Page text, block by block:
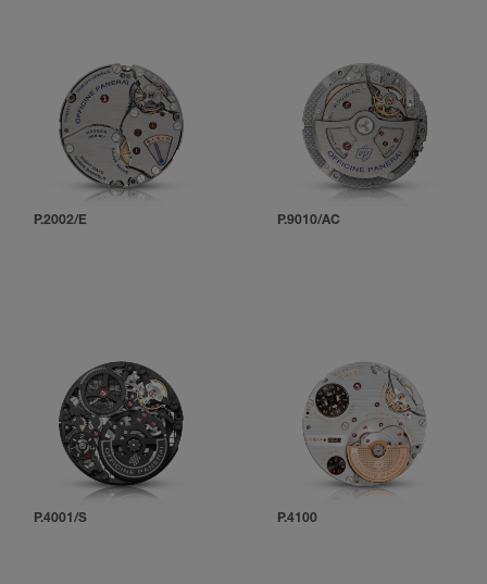
P.2002/E P.9010/AC
P.4001/S P.4100